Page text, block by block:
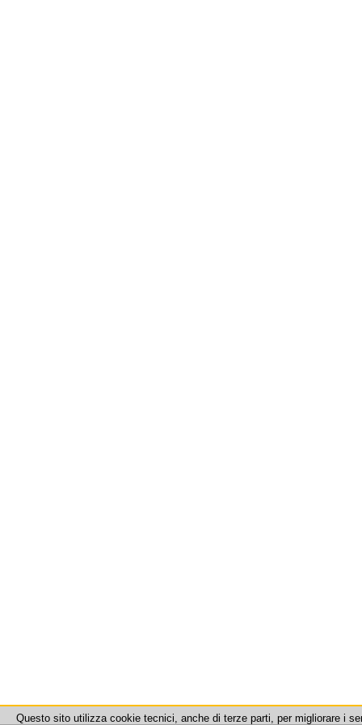
Questo sito utilizza cookie tecnici, anche di terze parti, per migliorare i